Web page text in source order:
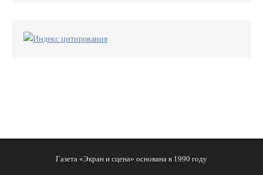
Газета «Экран и сцена» основана в 1990 году